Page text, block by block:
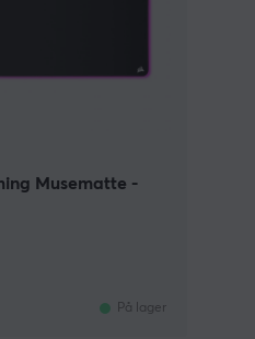
Musematte -
På lager